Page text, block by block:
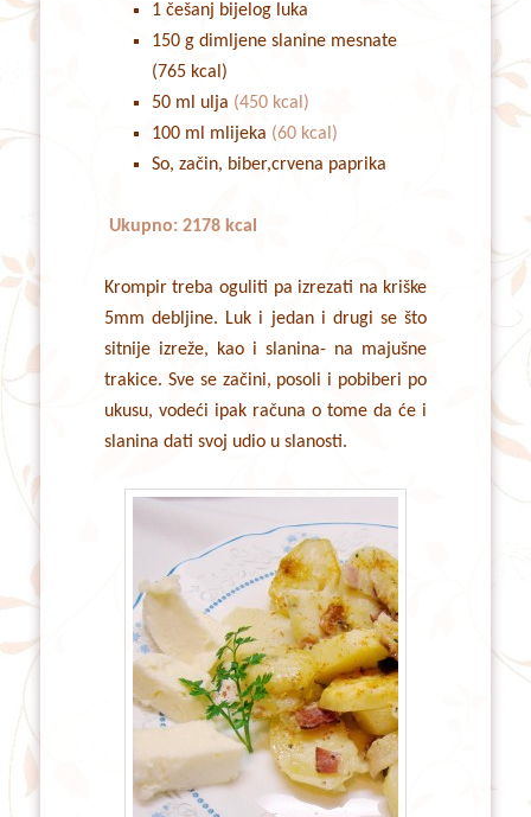
1 češanj bijelog luka
150 g dimljene slanine mesnate
(765 kcal)
50 ml ulja (450 kcal)
100 ml mlijeka (60 kcal)
So, začin, biber,crvena paprika
Ukupno: 2178 kcal
Krompir treba oguliti pa izrezati na kriške
5mm debljine. Luk i jedan i drugi se što
sitnije izreže, kao i slanina- na majušne
trakice. Sve se začini, posoli i pobiberi po
ukusu, vodeći ipak računa o tome da će i
slanina dati svoj udio u slanosti.